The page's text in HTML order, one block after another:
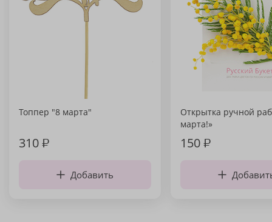
Топпер "8 марта"
310₽
Добавить
Открытка ручной
марта!»
150₽